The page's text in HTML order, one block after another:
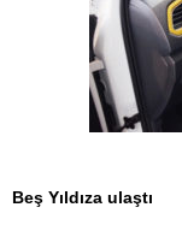
Beş Yıldıza ulaştı